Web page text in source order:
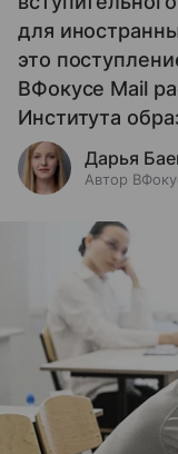
для
это
ВФокусе Mail
Института
Дарья
Автор